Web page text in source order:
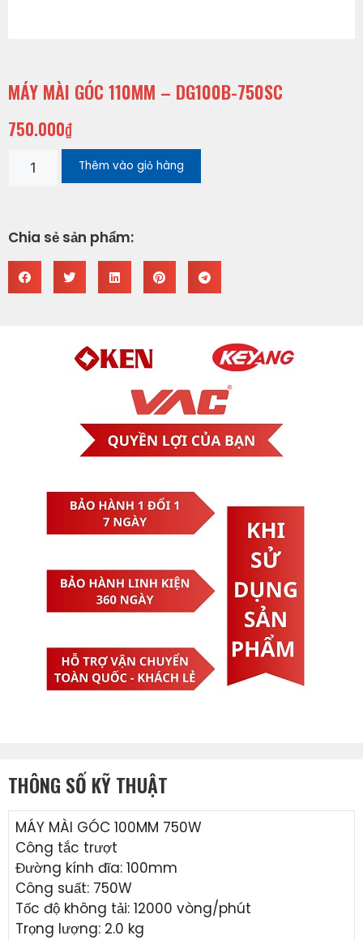
MÁY MÀI GÓC 110MM – DG100B-750SC
750.000₫
Thêm vào giỏ hàng
Chia sẻ sản phẩm:
THÔNG SỐ KỸ THUẬT
MÁY MÀI GÓC 100MM 750W
Công tắc trượt
Đường kính đĩa: 100mm
Công suất: 750W
Tốc độ không tải: 12000 vòng/phút
Trọng lượng: 2.0 kg